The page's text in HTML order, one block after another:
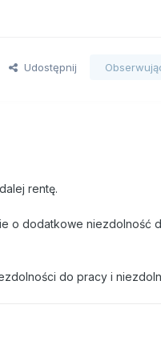
Udostępnij
rentę.
o dodatkowe niezdolność
do pracy i